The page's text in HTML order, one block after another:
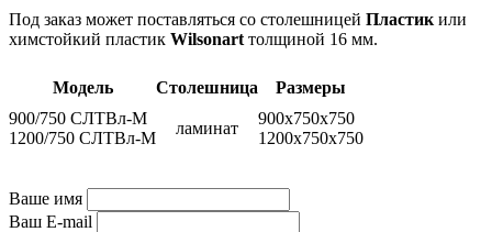
Под заказ может поставляться со столешницей Пластик или
химстойкий пластик Wilsonart толщиной 16 мм.
Модель Столешница
Размеры
900/750 СЛТВл-М
ламинат
900х750х750
1200/750 СЛТВл-М
1200х750х750
Ваше имя
Ваш E-mail